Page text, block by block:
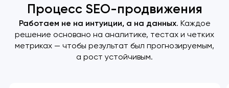
Процесс SEO-продвижения
Работаем не на интуиции, а на данных. Каждое
решение основано на аналитике, тестах и четких
метриках — чтобы результат был прогнозируемым,
а рост устойчивым.